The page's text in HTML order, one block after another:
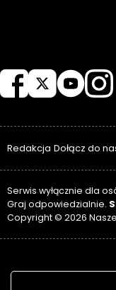
Redakcja Dołącz do
Serwis wyłącznie dla
Graj odpowiedzialnie.
Copyright © 2026